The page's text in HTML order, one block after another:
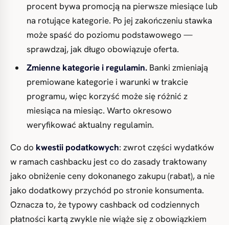
procent bywa promocją na pierwsze miesiące lub
na rotujące kategorie. Po jej zakończeniu stawka
może spaść do poziomu podstawowego —
sprawdzaj, jak długo obowiązuje oferta.
Zmienne kategorie i regulamin. Banki zmieniają
premiowane kategorie i warunki w trakcie
programu, więc korzyść może się różnić z
miesiąca na miesiąc. Warto okresowo
weryfikować aktualny regulamin.
Co do kwestii podatkowych: zwrot części wydatków
w ramach cashbacku jest co do zasady traktowany
jako obniżenie ceny dokonanego zakupu (rabat), a nie
jako dodatkowy przychód po stronie konsumenta.
Oznacza to, że typowy cashback od codziennych
płatności kartą zwykle nie wiąże się z obowiązkiem